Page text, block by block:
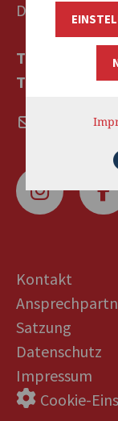
D-76199
TELEFON:
TELEFAX:
Kontakt
Satzung
Datenschutz
Impressum
Cookie-